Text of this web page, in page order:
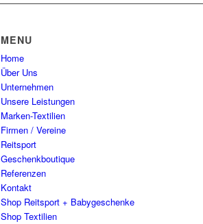
MENU
Home
Über Uns
Unternehmen
Unsere Leistungen
Marken-Textilien
Firmen / Vereine
Reitsport
Geschenkboutique
Referenzen
Kontakt
Shop Reitsport + Babygeschenke
Shop Textilien